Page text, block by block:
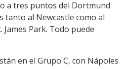
a tres puntos del Dortmund
tanto al Newcastle como al
James Park. Todo puede
en el Grupo C, con Nápoles